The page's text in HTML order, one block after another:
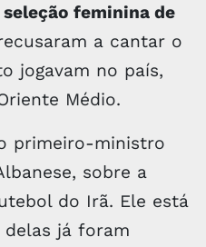
seleção feminina de
a cantar o
jogavam no país,
Médio.
primeiro-ministro
sobre a
do Irã. Ele está
delas já foram